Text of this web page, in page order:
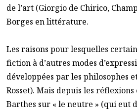
de l’art (Giorgio de Chirico,
Borges en littérature.
Les raisons pour lesquelles
fiction à d’autres modes
développées par les philosophes
Rosset). Mais depuis les
Barthes sur « le neutre » (qui eut